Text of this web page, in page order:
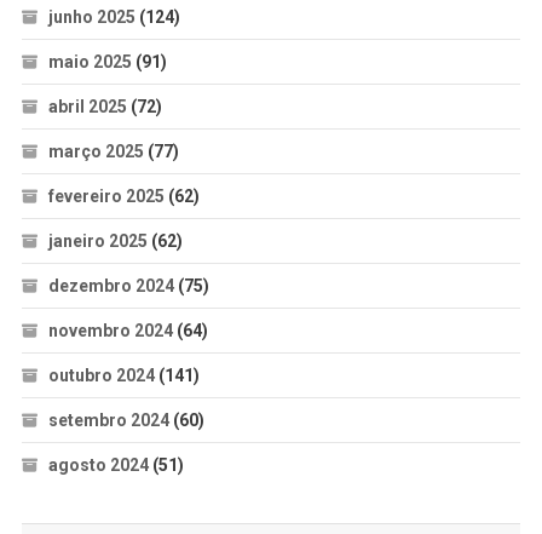
junho 2025 (124)
maio 2025 (91)
abril 2025 (72)
março 2025 (77)
fevereiro 2025 (62)
janeiro 2025 (62)
dezembro 2024(75)
novembro 2024(64)
outubro 2024(141)
setembro 2024(60)
agosto 2024(51)